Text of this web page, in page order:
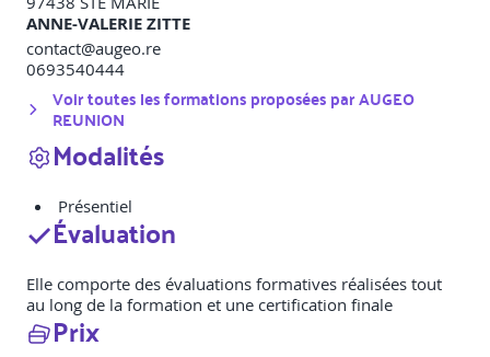
ANNE-VALERIE ZITTE
contact@augeo.re
0693540444
Voir toutes les formations proposées parAUGEO
REUNION
Modalités
Présentiel
Évaluation
Elle comporte des évaluations formatives réalisées tout
au long de la formation et une certification finale
Prix